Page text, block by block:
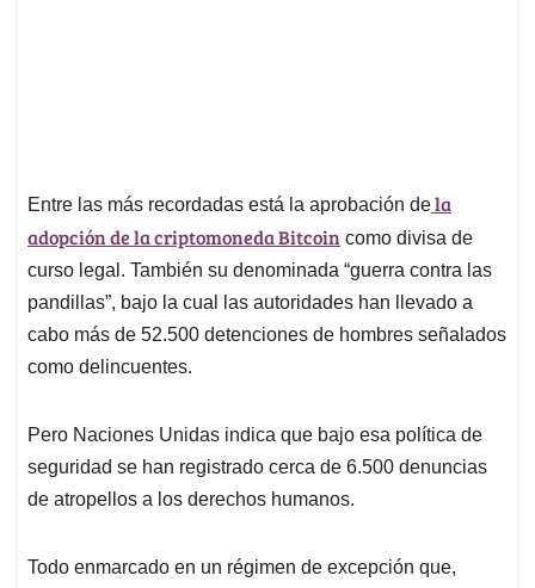
Entre las más recordadas está la aprobación dela
adopción de la criptomoneda Bitcoin como divisa de
curso legal. También su denominada “guerra contra las
pandillas”, bajo la cual las autoridades han llevado a
cabo más de 52.500 detenciones de hombres señalados
como delincuentes.
Pero Naciones Unidas indica que bajo esa política de
seguridad se han registrado cerca de 6.500 denuncias
de atropellos a los derechos humanos.
Todo enmarcado en un régimen de excepción que,